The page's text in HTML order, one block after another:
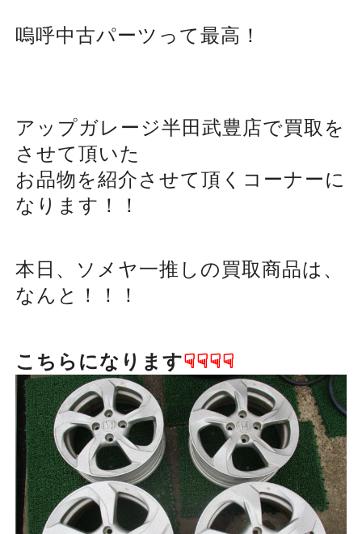
嗚呼中古パーツって最高！
アップガレージ半田武豊店で買取を
させて頂いた
お品物を紹介させて頂くコーナーに
なります！！
本日、ソメヤ一推しの買取商品は、
なんと！！！
こちらになります☟☟☟☟